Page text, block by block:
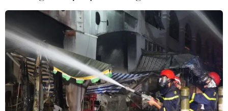
Mưa lũ, sạt lở tại Sri Lanka khiến 5
người thiệt mạng
04/08/2026 23:09
Mỹ trục xuất gần 1,5 triệu người nhập